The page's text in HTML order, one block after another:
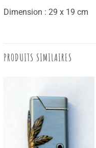
Dimension : 29 x 19 cm
PRODUITS SIMILAIRES